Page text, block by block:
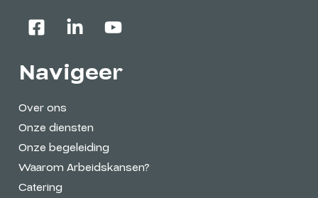
Navigeer
Over ons
Onze diensten
Onze begeleiding
Waarom Arbeidskansen?
Catering